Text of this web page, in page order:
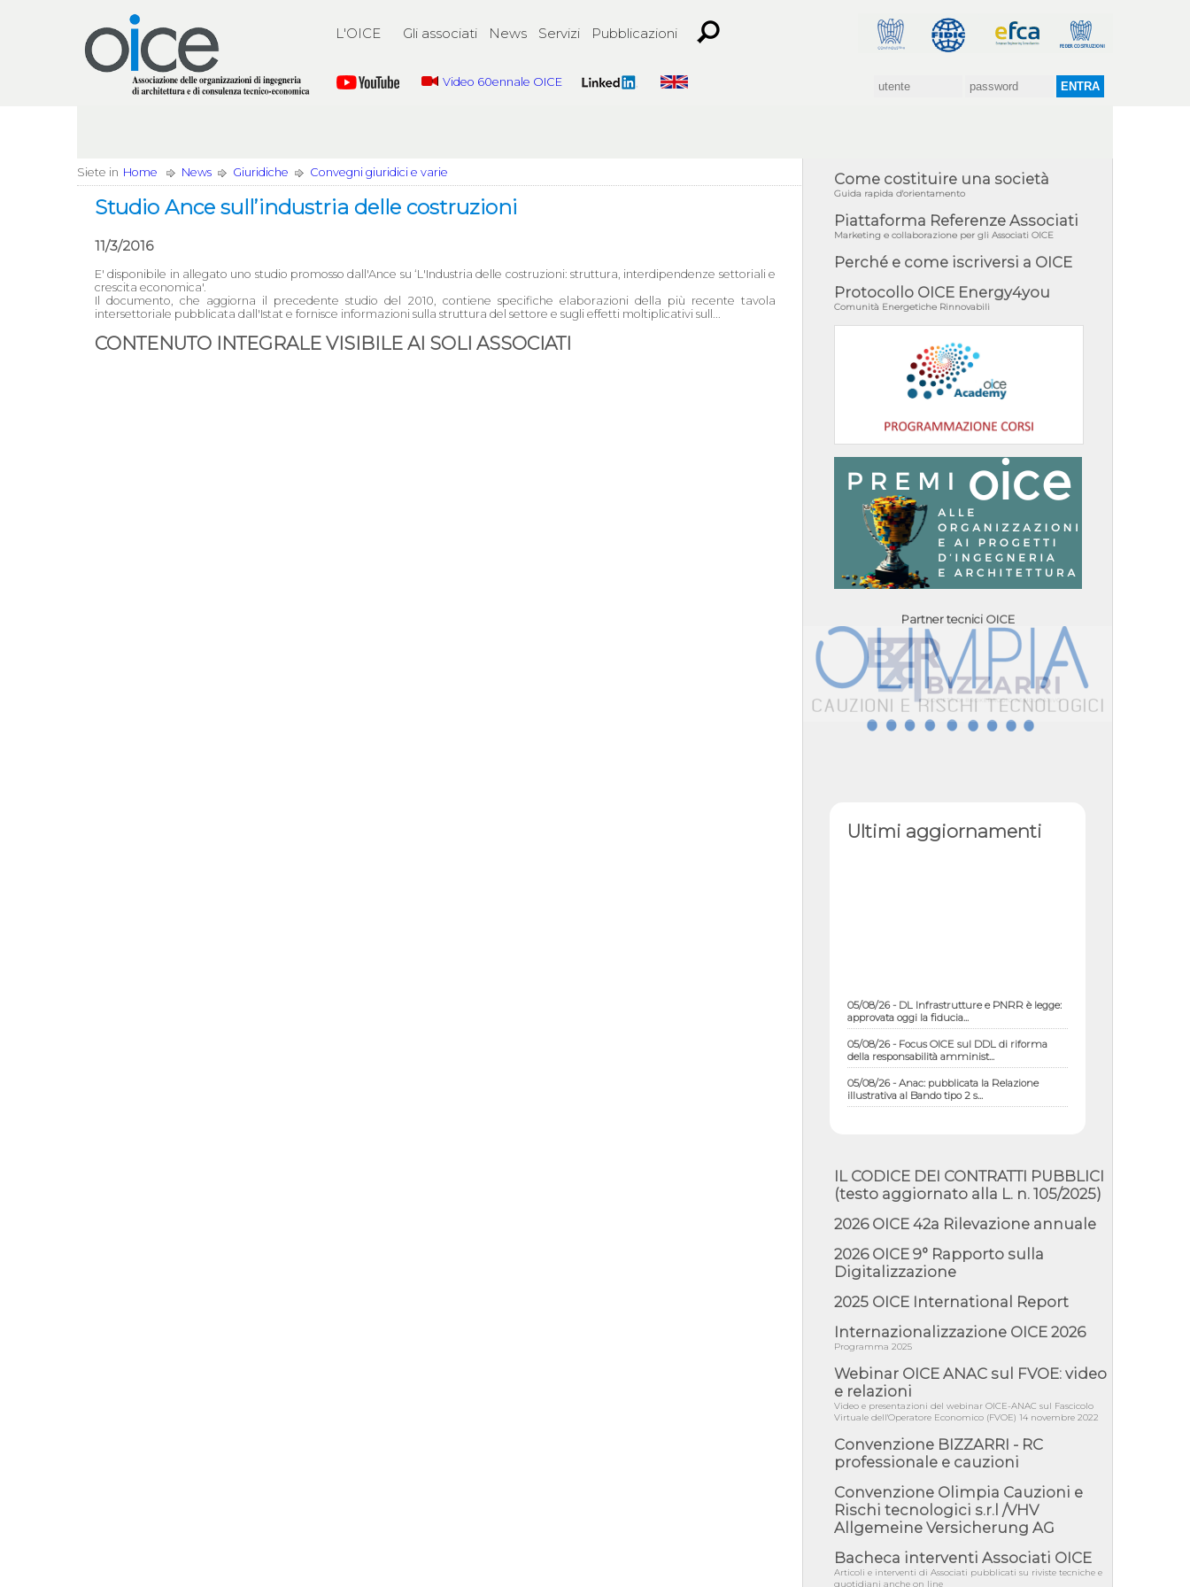
L'OICE Gli associati News Servizi Pubblicazioni
Video 60ennale OICE
Siete in Home News Giuridiche Convegni giuridici e varie
Studio Ance sull’industria delle costruzioni
11/3/2016
E' disponibile in allegato uno studio promosso dall'Ance su ‘L'Industria delle costruzioni: struttura, interdipendenze settoriali e
crescita economica'.
Il documento, che aggiorna il precedente studio del 2010, contiene specifiche elaborazioni della più recente tavola
intersettoriale pubblicata dall'Istat e fornisce informazioni sulla struttura del settore e sugli effetti moltiplicativi sull...
CONTENUTO INTEGRALE VISIBILE AI SOLI ASSOCIATI
Come costituire una società
Guida rapida d'orientamento
Piattaforma Referenze Associati
Marketing e collaborazione per gli Associati OICE
Perché e come iscriversi a OICE
Protocollo OICE Energy4you
Comunità Energetiche Rinnovabili
Partner tecnici OICE
Ultimi aggiornamenti
approvata oggi la fiducia...
della responsabilità amminist...
illustrativa al Bando tipo 2 s...
05/08/26 - Lettera OICE per il bando della
Giunta Regionale della Campa...
04/08/26 - DL PA: previste cancellazioni da
04/08/26 - International Sustainable
Buildings Competition - COP31, An...
04/08/26 - CdS, project financing: progetto di
04/08/26 - Rapporto Anac corruzione 2020-
04/08/26 - CdS: partecipazione alla gara non
equivale ad acquiescenza r...
04/08/26 - DL Infrastrutture approvato alla
Camera, passa ora al Senato
03/08/26 - TAR Piemonte: RUP può avvalersi
03/08/26 - Gruppo FS: nel primo semestre
2026 3 mld di aggiudicazioni e...
Imprese e Territori del Centro ...
03/08/26 - TAR Sicilia: raggruppate devono
IL CODICE DEI CONTRATTI PUBBLICI
(testo aggiornato alla L. n. 105/2025)
2026 OICE 42a Rilevazione annuale
2026 OICE 9° Rapporto sulla
Digitalizzazione
2025 OICE International Report
Internazionalizzazione OICE 2026
Programma 2025
Webinar OICE ANAC sul FVOE: video
e relazioni
Video e presentazioni del webinar OICE-ANAC sul Fascicolo
Virtuale dell'Operatore Economico (FVOE) 14 novembre 2022
Convenzione BIZZARRI - RC
professionale e cauzioni
Convenzione Olimpia Cauzioni e
Rischi tecnologici s.r.l /VHV
Allgemeine Versicherung AG
Bacheca interventi Associati OICE
Articoli e interventi di Associati pubblicati su riviste tecniche e
quotidiani anche on line